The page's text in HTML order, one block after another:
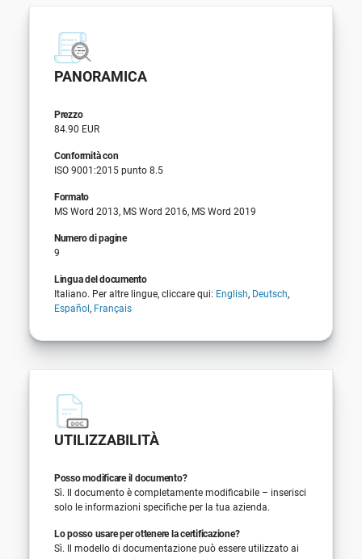
PANORAMICA
Prezzo
84.90 EUR
Conformità con
ISO 9001:2015 punto 8.5
Formato
MS Word 2013, MS Word 2016, MS Word 2019
Numero di pagine
9
Lingua del documento
Italiano. Per altre lingue, cliccare qui: English, Deutsch,
Español, Français
UTILIZZABILITÀ
Posso modificare il documento?
Sì. Il documento è completamente modificabile – inserisci
solo le informazioni specifiche per la tua azienda.
Lo posso usare per ottenere la certificazione?
Sì. Il modello di documentazione può essere utilizzato ai